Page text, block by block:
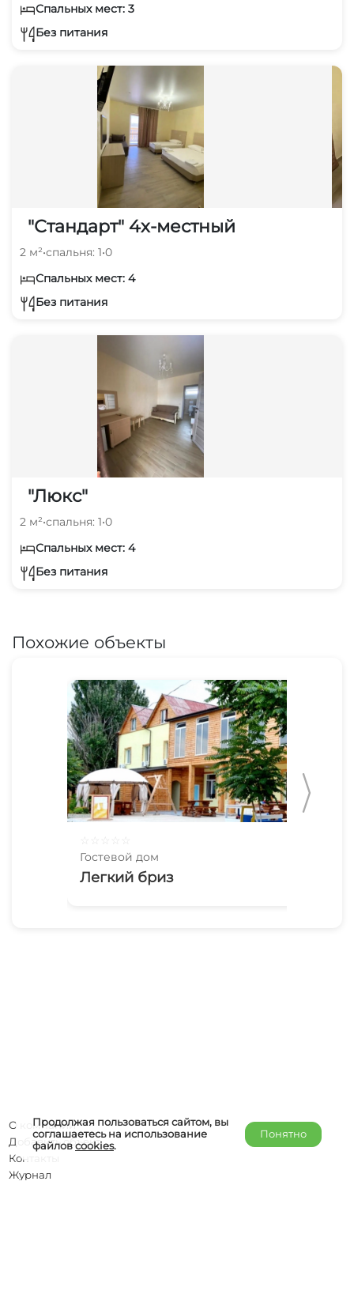
Спальных мест: 3
Без питания
"Стандарт" 4х-местный
2 м²•спальня: 1•0
Спальных мест: 4
Без питания
"Люкс"
2 м²•спальня: 1•0
Спальных мест: 4
Без питания
Похожие объекты
Гостевой дом
Легкий бриз
Продолжая пользоваться сайтом, вы
соглашаетесь на использование
файловcookies.
Понятно
О компании
Добавить объект
Контакты
Журнал